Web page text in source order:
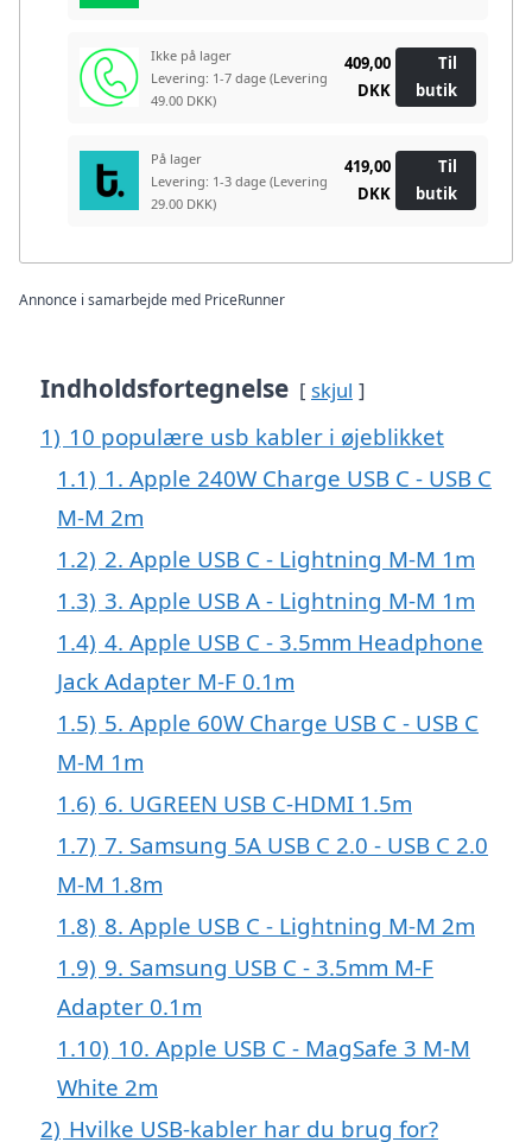
Ikke på lager
Levering: 1-7 dage (Levering
49.00 DKK)
409,00
DKK
Til
butik
På lager
Levering: 1-3 dage (Levering
29.00 DKK)
419,00
DKK
Til
butik
Annonce i samarbejde med PriceRunner
Indholdsfortegnelse skjul
1) 10 populære usb kabler i øjeblikket
1.1) 1. Apple 240W Charge USB C - USB C
M-M 2m
1.2) 2. Apple USB C - Lightning M-M 1m
1.3) 3. Apple USB A - Lightning M-M 1m
1.4) 4. Apple USB C - 3.5mm Headphone
Jack Adapter M-F 0.1m
1.5) 5. Apple 60W Charge USB C - USB C
M-M 1m
1.6) 6. UGREEN USB C-HDMI 1.5m
1.7) 7. Samsung 5A USB C 2.0 - USB C 2.0
M-M 1.8m
1.8) 8. Apple USB C - Lightning M-M 2m
1.9) 9. Samsung USB C - 3.5mm M-F
Adapter 0.1m
1.10) 10. Apple USB C - MagSafe 3 M-M
White 2m
2) Hvilke USB-kabler har du brug for?